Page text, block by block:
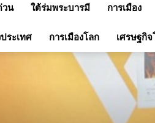
วน ใต้ร่มพระบารมี การเมือง
ระเทศ การเมืองโลก เศรษฐกิจ